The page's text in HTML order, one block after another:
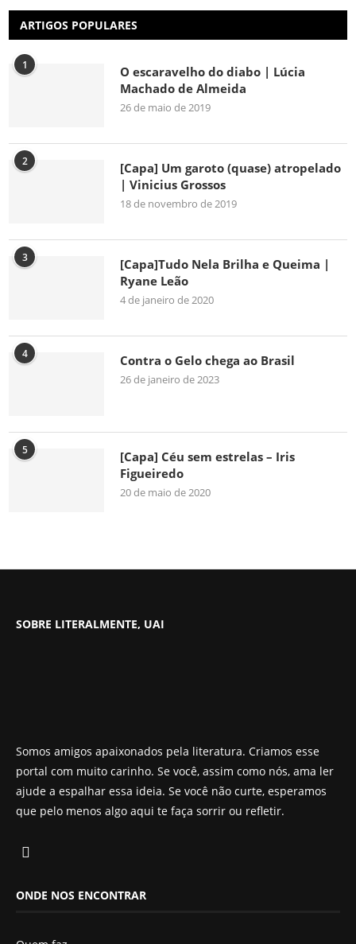
ARTIGOS POPULARES
1
O escaravelho do diabo | Lúcia
Machado de Almeida
26 de maio de 2019
2
[Capa] Um garoto (quase) atropelado
| Vinicius Grossos
18 de novembro de 2019
3
[Capa]Tudo Nela Brilha e Queima |
Ryane Leão
4 de janeiro de 2020
4 Contra o Gelo chega ao Brasil
26 de janeiro de 2023
5
[Capa] Céu sem estrelas – Iris
Figueiredo
20 de maio de 2020
SOBRE LITERALMENTE, UAI
Somos amigos apaixonados pela literatura. Criamos esse
portal com muito carinho. Se você, assim como nós, ama ler
ajude a espalhar essa ideia. Se você não curte, esperamos
que pelo menos algo aqui te faça sorrir ou refletir.
ONDE NOS ENCONTRAR